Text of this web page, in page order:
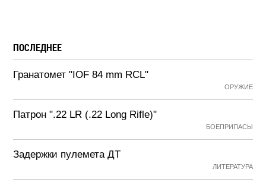
ПОСЛЕДНЕЕ
Гранатомет "IOF 84 mm RCL"
ОРУЖИЕ
Патрон ".22 LR (.22 Long Rifle)"
БОЕПРИПАСЫ
Задержки пулемета ДТ
ЛИТЕРАТУРА